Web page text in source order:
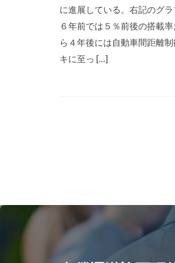
に進展している。右記のグラ
６年前では５％前後の搭載
ら４年後には自動車間距離
キに至っ […]